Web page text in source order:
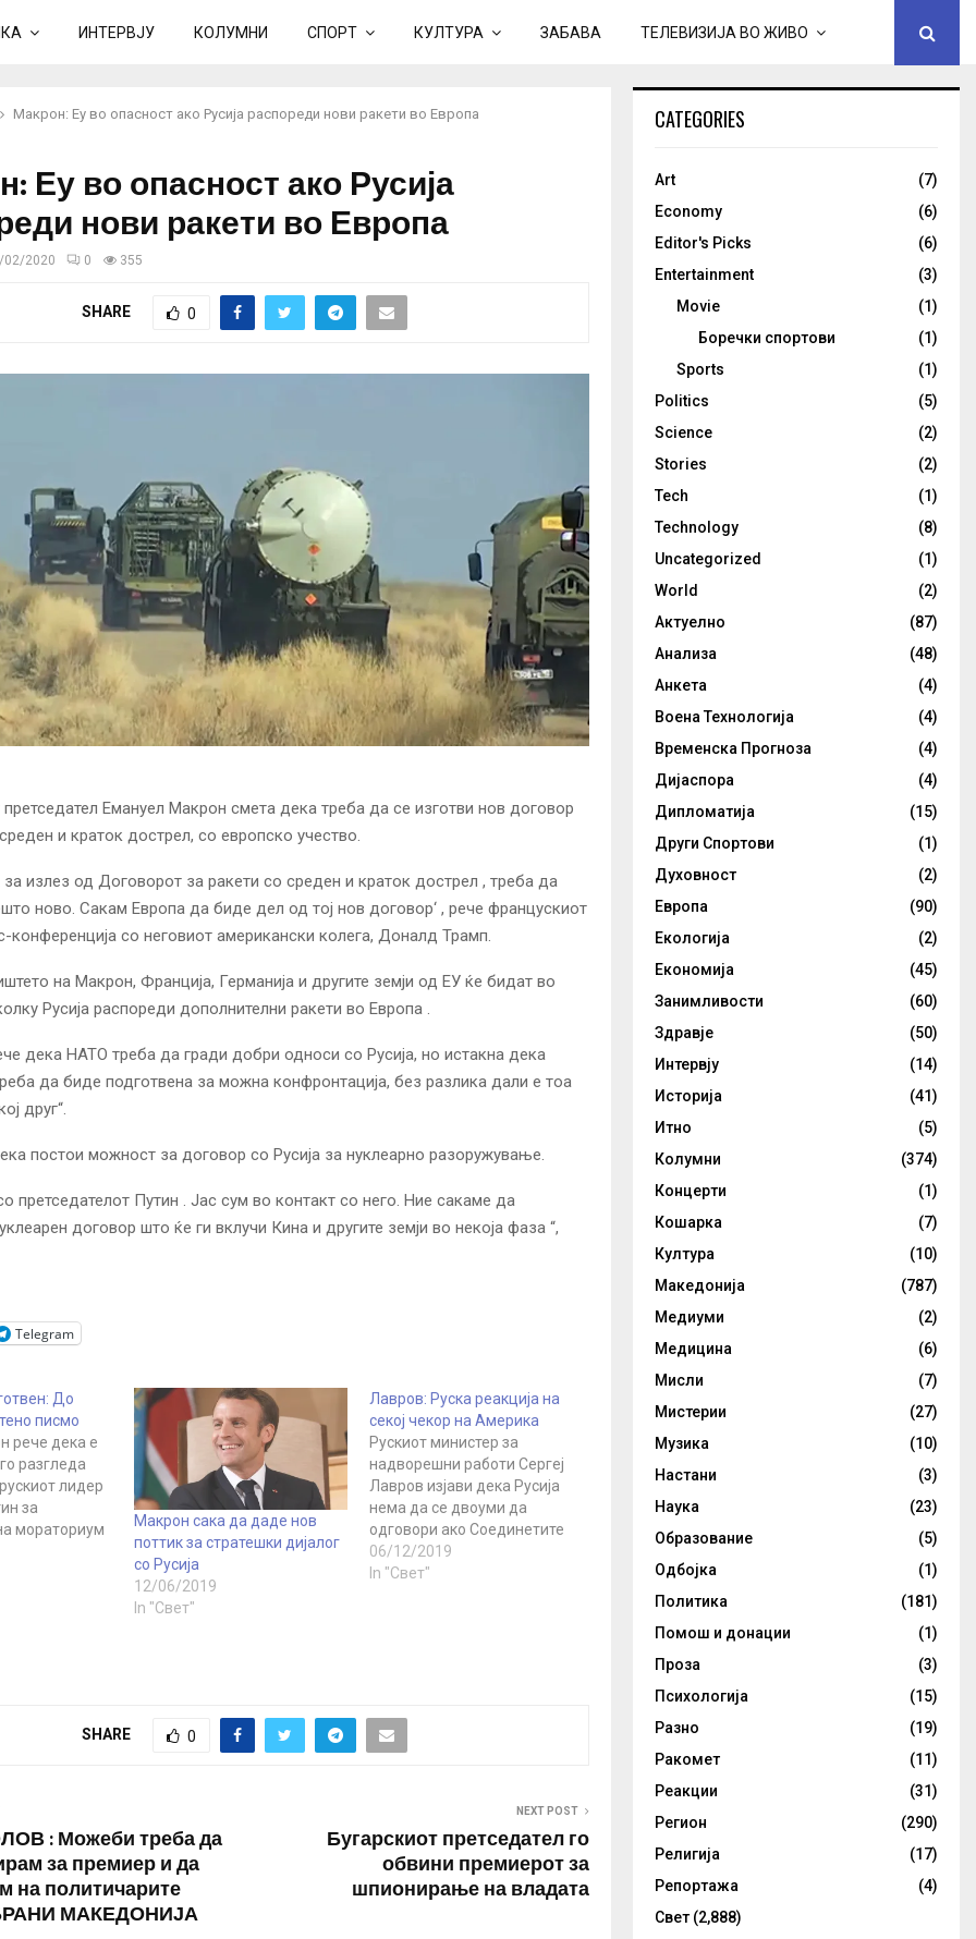
ИНТЕРВЈУ КОЛУМНИ СПОРТ КУЛТУРА ЗАБАВА ТЕЛЕВИЗИЈА ВО ЖИВО
Макрон: Еу во опасност ако Русија распореди нови ракети во Европа
Еу во опасност ако Русија
нови ракети во Европа
02/2020 0 355
SHARE 0
Емануел Макрон смета дека треба да се изготви нов договор
и краток дострел, со европско учество.
излез од Договорот за ракети со среден и краток дострел , треба да
ново. Сакам Европа да биде дел од тој нов договор‘ , рече францускиот
конференција со неговиот американски колега, Доналд Трамп.
на Макрон, Франција, Германија и другите земји од ЕУ ќе бидат во
Русија распореди дополнителни ракети во Европа .
дека НАТО треба да гради добри односи со Русија, но истакна дека
да биде подготвена за можна конфронтација, без разлика дали е тоа
друг“.
постои можност за договор со Русија за нуклеарно разоружување.
претседателот Путин . Јас сум во контакт со него. Ние сакаме да
договор што ќе ги вклучи Кина и другите земји во некоја фаза “,
Telegram
До
писмо
рече дека е
разгледа
лидер
за
мораториум
ракети со
дострел во
Макрон сака да даде нов
поттик за стратешки дијалог
со Русија
12/06/2019
In "Свет"
Лавров: Руска реакција на
секој чекор на Америка
Рускиот министер за
надворешни работи Сергеј
Лавров изјави дека Русија
нема да се двоуми да
одговори ако Соединетите
држави распоредат
балистички ракети. Сергеј
06/12/2019
In "Свет"
SHARE 0
: Можеби треба да
за премиер и да
на политичарите
МАКЕДОНИЈА
NEXT POST
Бугарскиот претседател го
обвини премиерот за
шпионирање на владата
CATEGORIES
Art
(7)
Economy
(6)
Editor's Picks
(6)
Entertainment
(3)
Movie
(1)
Боречки спортови
(1)
Sports
(1)
Politics
(5)
Science
(2)
Stories
(2)
Tech
(1)
Technology
(8)
Uncategorized
(1)
World
(2)
Актуелно
(87)
Анализа
(48)
Анкета
(4)
Воена Технологија
(4)
Временска Прогноза
(4)
Дијаспора
(4)
Дипломатија
(15)
Други Спортови
(1)
Духовност
(2)
Европа
(90)
Екологија
(2)
Економија
(45)
Занимливости
(60)
Здравје
(50)
Интервју
(14)
Историја
(41)
Итно
(5)
Колумни
(374)
Концерти
(1)
Кошарка
(7)
Култура
(10)
Македонија
(787)
Медиуми
(2)
Медицина
(6)
Мисли
(7)
Мистерии
(27)
Музика
(10)
Настани
(3)
Наука
(23)
Образование
(5)
Одбојка
(1)
Политика
(181)
Помош и донации
(1)
Проза
(3)
Психологија
(15)
Разно
(19)
Ракомет
(11)
Реакции
(31)
Регион
(290)
Религија
(17)
Репортажа
(4)
Свет (2,888)